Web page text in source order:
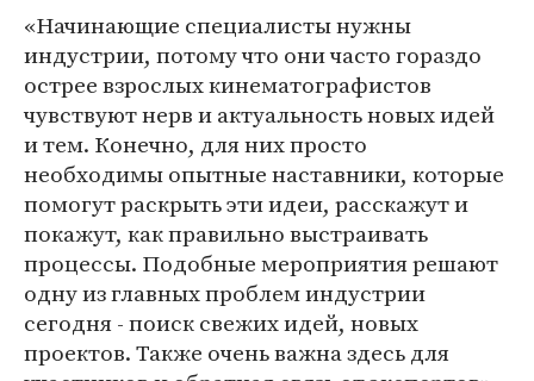
«Начинающие специалисты нужны
индустрии, потому что они часто гораздо
острее взрослых кинематографистов
чувствуют нерв и актуальность новых идей
и тем. Конечно, для них просто
необходимы опытные наставники, которые
помогут раскрыть эти идеи, расскажут и
покажут, как правильно выстраивать
процессы. Подобные мероприятия решают
одну из главных проблем индустрии
сегодня - поиск свежих идей, новых
проектов. Также очень важна здесь для